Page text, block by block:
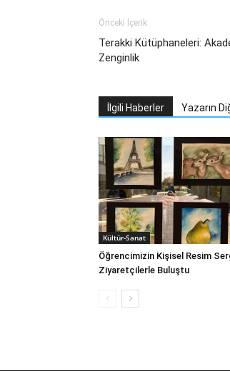
Önceki İçerik
Terakki Kütüphaneleri:
Zenginlik
İlgili Haberler Yazarın
Kültür-Sanat
Öğrencimizin Kişisel Resim
Ziyaretçilerle Buluştu